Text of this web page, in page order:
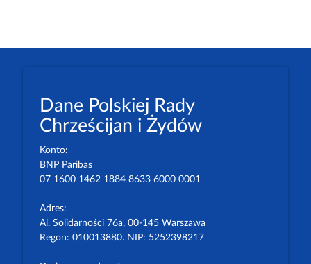
Dane Polskiej Rady
Chrześcijan i Żydów
Konto:
BNP Paribas
07 1600 1462 1884 8633 6000 0001
Adres:
Al. Solidarności 76a, 00-145 Warszawa
Regon: 010013880. NIP: 5252398217